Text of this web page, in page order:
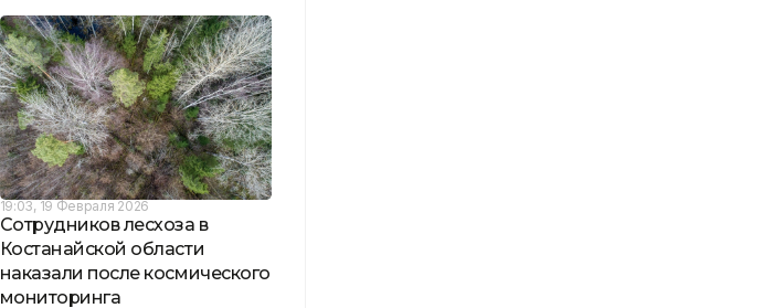
19:03, 19 Февраля 2026
Сотрудников лесхоза в
Костанайской области
наказали после космического
мониторинга